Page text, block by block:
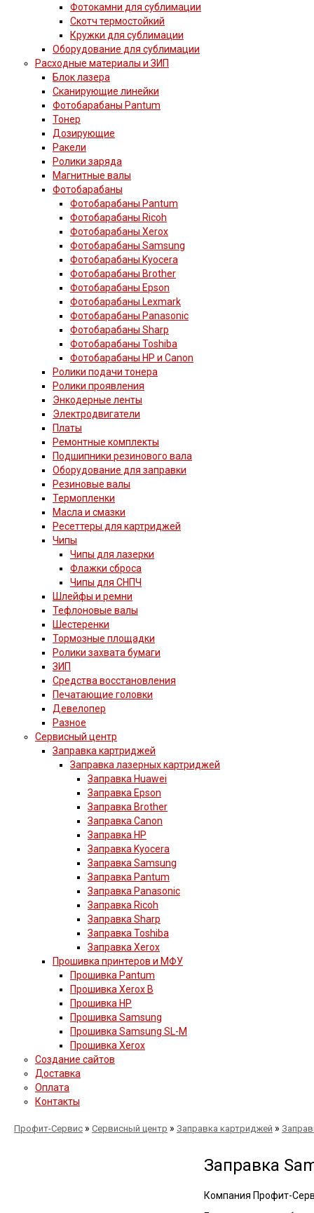
Фотокамни для сублимации
Скотч термостойкий
Кружки для сублимации
Оборудование для сублимации
Расходные материалы и ЗИП
Блок лазера
Сканирующие линейки
Фотобарабаны Pantum
Тонер
Дозирующие
Ракели
Ролики заряда
Магнитные валы
Фотобарабаны
Фотобарабаны Pantum
Фотобарабаны Ricoh
Фотобарабаны Xerox
Фотобарабаны Samsung
Фотобарабаны Kyocera
Фотобарабаны Brother
Фотобарабаны Epson
Фотобарабаны Lexmark
Фотобарабаны Panasonic
Фотобарабаны Sharp
Фотобарабаны Toshiba
Фотобарабаны HP и Canon
Ролики подачи тонера
Ролики проявления
Энкодерные ленты
Электродвигатели
Платы
Ремонтные комплекты
Подшипники резинового вала
Оборудование для заправки
Резиновые валы
Термопленки
Масла и смазки
Ресеттеры для картриджей
Чипы
Чипы для лазерки
Флажки сброса
Чипы для СНПЧ
Шлейфы и ремни
Тефлоновые валы
Шестеренки
Тормозные площадки
Ролики захвата бумаги
ЗИП
Средства восстановления
Печатающие головки
Девелопер
Разное
Сервисный центр
Заправка картриджей
Заправка лазерных картриджей
Заправка Huawei
Заправка Epson
Заправка Brother
Заправка Canon
Заправка HP
Заправка Kyocera
Заправка Samsung
Заправка Pantum
Заправка Panasonic
Заправка Ricoh
Заправка Sharp
Заправка Toshiba
Заправка Xerox
Прошивка принтеров и МФУ
Прошивка Pantum
Прошивка Xerox B
Прошивка HP
Прошивка Samsung
Прошивка Samsung SL-M
Прошивка Xerox
Создание сайтов
Доставка
Оплата
Контакты
Профит-Сервис » Сервисный центр » Заправка картриджей »
Заправка
Компания Профит-